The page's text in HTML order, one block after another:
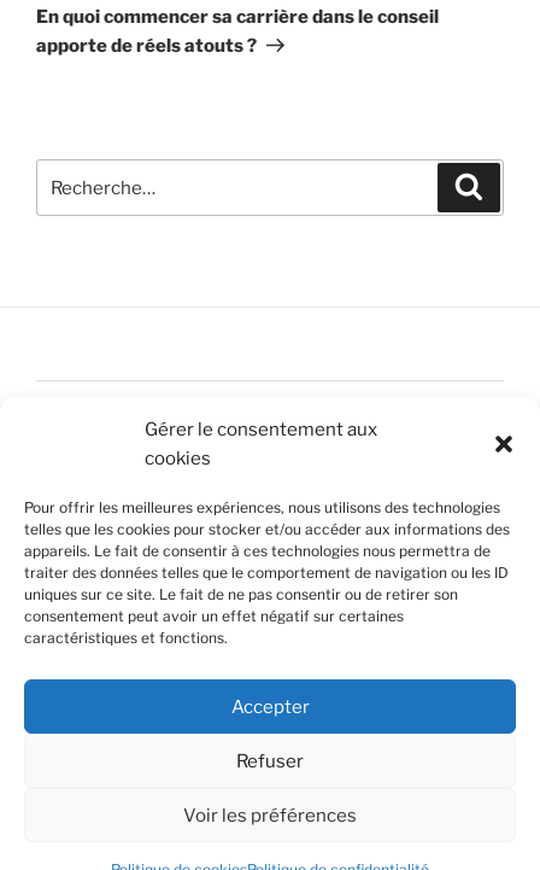
Gérer le consentement aux
cookies
Pour offrir les meilleures expériences, nous utilisons des technologies
telles que les cookies pour stocker et/ou accéder aux informations des
appareils. Le fait de consentir à ces technologies nous permettra de
traiter des données telles que le comportement de navigation ou les ID
uniques sur ce site. Le fait de ne pas consentir ou de retirer son
consentement peut avoir un effet négatif sur certaines
caractéristiques et fonctions.
Accepter
Refuser
Voir les préférences
En quoi commencer sa carrière dans le conseil
apporte de réels atouts ?
Nous contacter
Mentions légales
Politique de confidentialité
Politique de cookies (UE)
© Jonathan Delamare Photographie
© Gaetan Mallet Graphiste